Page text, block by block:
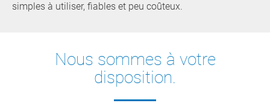
simples à utiliser, fiables et peu coûteux.
Nous sommes à votre
disposition.